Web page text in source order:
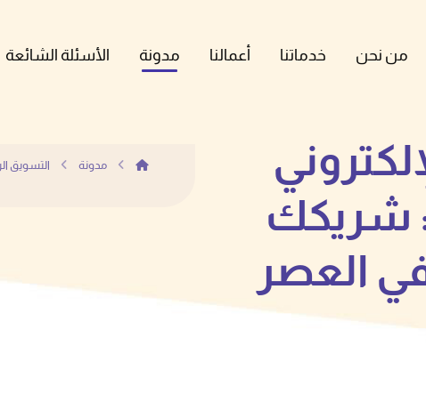
من نحن خدماتنا أعمالنا مدونة الأسئلة الشائعة
شريكك
العصر
مدونة التسويق